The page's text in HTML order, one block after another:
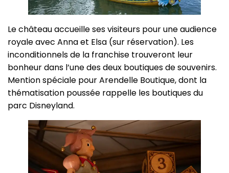
Le château accueille ses visiteurs pour une audience
royale avec Anna et Elsa (sur réservation). Les
inconditionnels de la franchise trouveront leur
bonheur dans l’une des deux boutiques de souvenirs.
Mention spéciale pour Arendelle Boutique, dont la
thématisation poussée rappelle les boutiques du
parc Disneyland.